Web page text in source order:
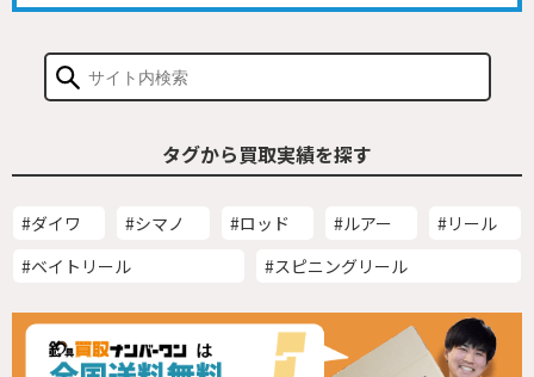
タグから買取実績を探す
#ダイワ #シマノ #ロッド #ルアー
#リール
#ベイトリール
#スピニングリール